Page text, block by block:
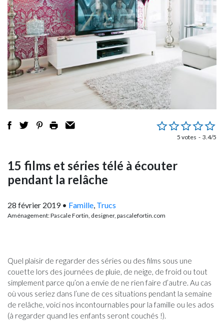
5 votes 3.4/5
15 films et séries télé à écouter
pendant la relâche
28 février 2019 • Famille, Trucs
Aménagement: Pascale Fortin, designer, pascalefortin.com
Quel plaisir de regarder des séries ou des films sous une
couette lors des journées de pluie, de neige, de froid ou tout
simplement parce qu’on a envie de ne rien faire d’autre. Au cas
où vous seriez dans l’une de ces situations pendant la semaine
de relâche, voici nos incontournables pour la famille ou les ados
(à regarder quand les enfants seront couchés !).